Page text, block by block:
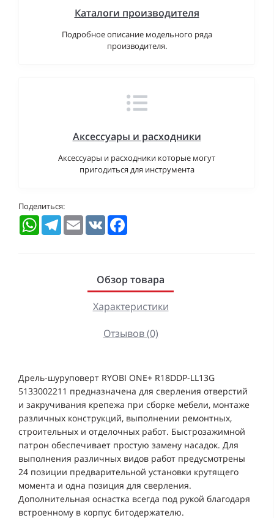
Каталоги производителя
Подробное описание модельного ряда
производителя.
Аксессуары и расходники
Аксессуары и расходники которые могут
пригодиться для инструмента
Поделиться:
WhatsAppTelegramEmail VK
Обзор товара
Характеристики
Отзывов (0)
Дрель-шуруповерт RYOBI ONE+ R18DDP-LL13G
5133002211 предназначена для сверления отверстий
и закручивания крепежа при сборке мебели, монтаже
различных конструкций, выполнении ремонтных,
строительных и отделочных работ. Быстрозажимной
патрон обеспечивает простую замену насадок. Для
выполнения различных видов работ предусмотрены
24 позиции предварительной установки крутящего
момента и одна позиция для сверления.
Дополнительная оснастка всегда под рукой благодаря
встроенному в корпус битодержателю.